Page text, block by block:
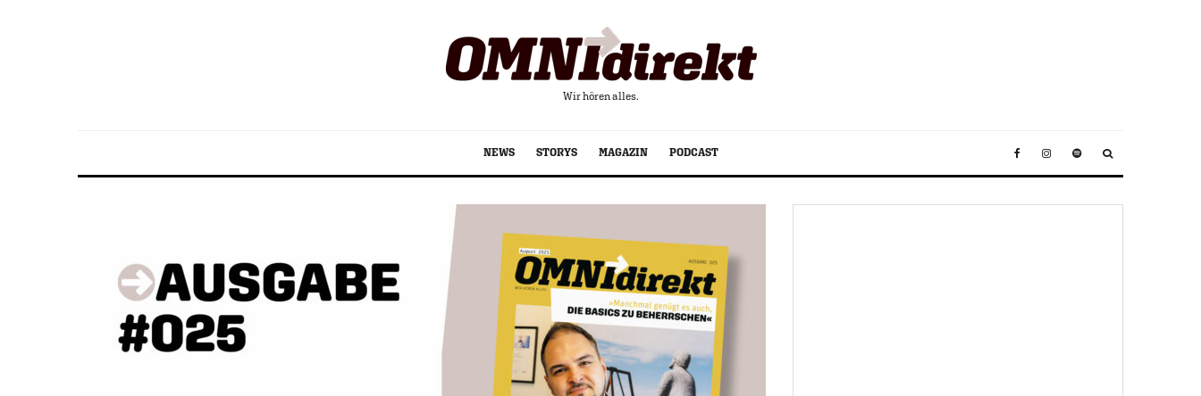
Wir hören alles.
NEWS STORYS MAGAZIN PODCAST